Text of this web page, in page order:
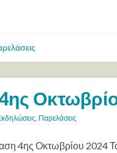
Παρελάσεις
4ης Οκτωβρίου 2024